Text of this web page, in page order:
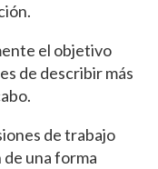
el objetivo
de describir más
de trabajo
una forma